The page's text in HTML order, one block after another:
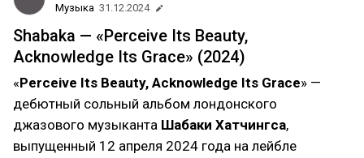
Музыка 31.12.2024
Shabaka — «Perceive Its Beauty,
Acknowledge Its Grace» (2024)
«Perceive Its Beauty, Acknowledge Its Grace» —
дебютный сольный альбом лондонского
джазового музыканта Шабаки Хатчингса,
выпущенный 12 апреля 2024 года на лейбле